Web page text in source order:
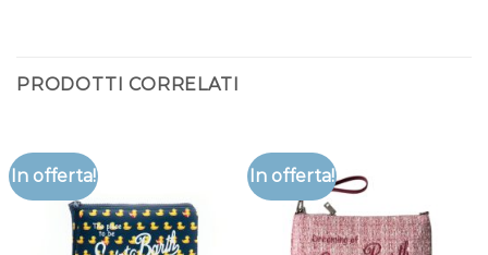
PRODOTTI CORRELATI
In offerta! In offerta!